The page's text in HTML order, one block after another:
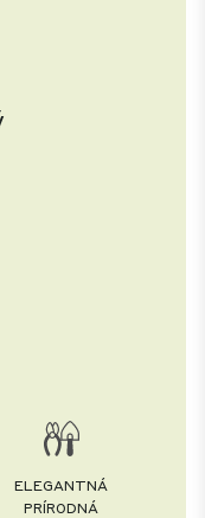
ELEGANTNÁ
PRÍRODNÁ